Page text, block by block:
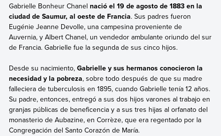
Gabrielle Bonheur Chanel nació el 19 de agosto de 1883 en la
ciudad de Saumur, al oeste de Francia. Sus padres fueron
Eugénie Jeanne Devolle, una campesina proveniente de
Auvernia, y Albert Chanel, un vendedor ambulante oriundo del sur
de Francia. Gabrielle fue la segunda de sus cinco hijos.
Desde su nacimiento,Gabrielle y sus hermanos conocieron la
necesidad y la pobreza, sobre todo después de que su madre
falleciera de tuberculosis en 1895, cuando Gabrielle tenía 12 años.
Su padre, entonces, entregó a sus dos hijos varones al trabajo en
granjas públicas de beneficencia y a sus tres hijas al orfanato del
monasterio de Aubazine, en Corrèze, que era regentado por la
Congregación del Santo Corazón de María.